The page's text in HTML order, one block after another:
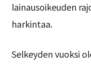
lainausoikeuden
harkintaa.
Selkeyden vuoksi